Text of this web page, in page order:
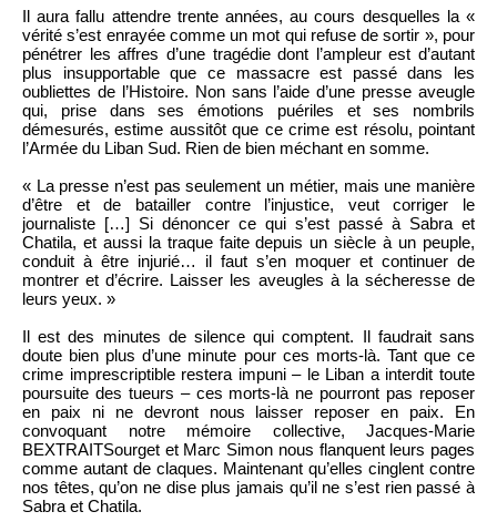
Il aura fallu attendre trente années, au cours desquelles la «
vérité s’est enrayée comme un mot qui refuse de sortir », pour
pénétrer les affres d’une tragédie dont l’ampleur est d’autant
plus insupportable que ce massacre est passé dans les
oubliettes de l’Histoire. Non sans l’aide d’une presse aveugle
qui, prise dans ses émotions puériles et ses nombrils
démesurés, estime aussitôt que ce crime est résolu, pointant
l’Armée du Liban Sud. Rien de bien méchant en somme.
« La presse n’est pas seulement un métier, mais une manière
d’être et de batailler contre l’injustice, veut corriger le
journaliste […] Si dénoncer ce qui s’est passé à Sabra et
Chatila, et aussi la traque faite depuis un siècle à un peuple,
conduit à être injurié… il faut s’en moquer et continuer de
montrer et d’écrire. Laisser les aveugles à la sécheresse de
leurs yeux. »
Il est des minutes de silence qui comptent. Il faudrait sans
doute bien plus d’une minute pour ces morts-là. Tant que ce
crime imprescriptible restera impuni – le Liban a interdit toute
poursuite des tueurs – ces morts-là ne pourront pas reposer
en paix ni ne devront nous laisser reposer en paix. En
convoquant notre mémoire collective, Jacques-Marie
BEXTRAITSourget et Marc Simon nous flanquent leurs pages
comme autant de claques. Maintenant qu’elles cinglent contre
nos têtes, qu’on ne dise plus jamais qu’il ne s’est rien passé à
Sabra et Chatila.